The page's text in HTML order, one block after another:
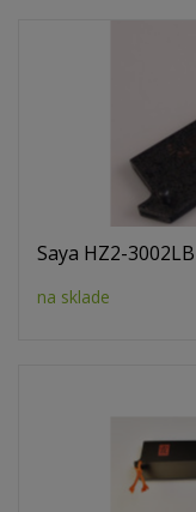
Saya HZ2-
na sklade